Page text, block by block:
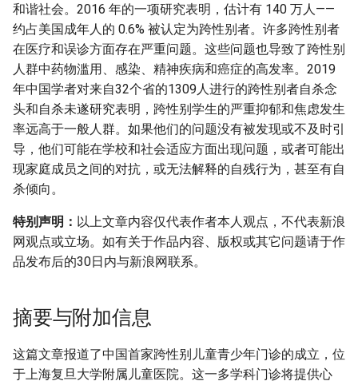
和谐社会。2016 年的一项研究表明，估计有 140 万人——
约占美国成年人的 0.6% 被认定为跨性别者。许多跨性别者
在医疗和误诊方面存在严重问题。这些问题也导致了跨性别
人群中药物滥用、感染、精神疾病和癌症的高发率。2019
年中国学者对来自32个省的1309人进行的跨性别者自杀念
头和自杀未遂研究表明，跨性别学生的严重抑郁和焦虑发生
率远高于一般人群。如果他们的问题没有被发现或不及时引
导，他们可能在学校和社会适应方面出现问题，或者可能出
现家庭成员之间的对抗，或无法解释的自残行为，甚至有自
杀倾向。
特别声明： 以上文章内容仅代表作者本人观点，不代表新浪
网观点或立场。如有关于作品内容、版权或其它问题请于作
品发布后的30日内与新浪网联系。
摘要与附加信息
这篇文章报道了中国首家跨性别儿童青少年门诊的成立，位
于上海复旦大学附属儿童医院。这一多学科门诊将提供心